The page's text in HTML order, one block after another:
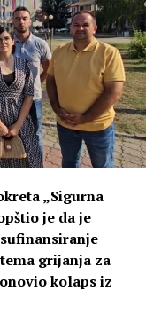
„Sigurna
je da je
grijanja za
kolaps iz